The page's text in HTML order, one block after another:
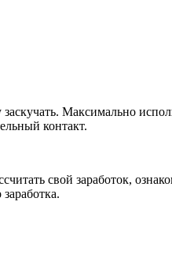
Максимально
контакт.
свой заработок,